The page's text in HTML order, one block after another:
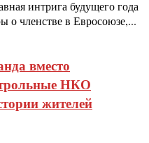
интрига будущего года
о членстве в Евросоюзе,...
вместо
НКО
жителей